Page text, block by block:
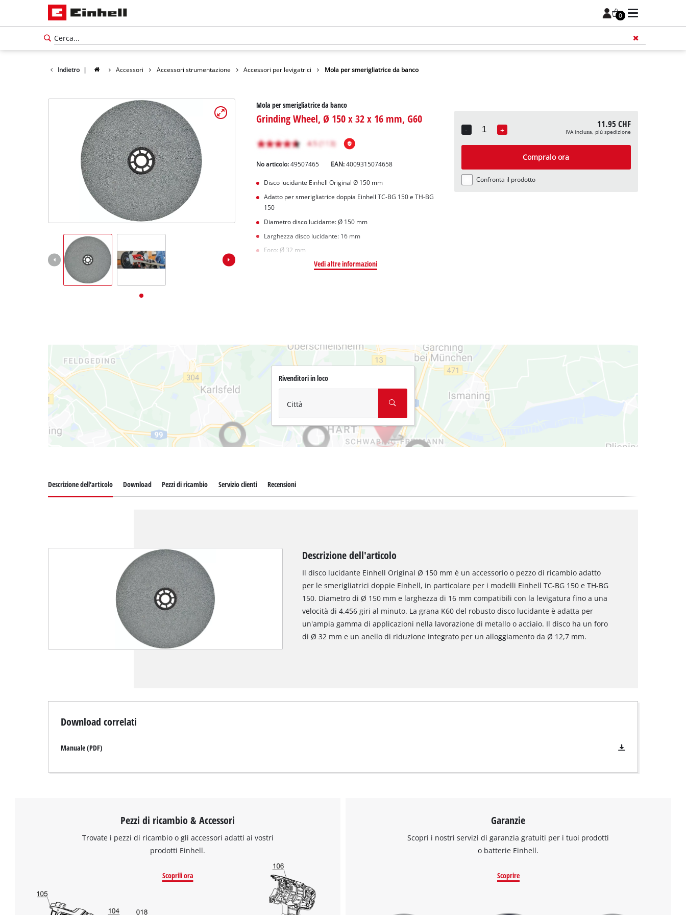
0
Indietro | Accessori Accessori strumentazione Accessori per levigatrici Mola per smerigliatrice da banco
Mola per smerigliatrice da banco
Grinding Wheel, Ø 150 x 32 x 16 mm, G60
No articolo:49507465 EAN:4009315074658
Disco lucidante Einhell Original Ø 150 mm
Adatto per smerigliatrice doppia Einhell TC-BG 150 e TH-BG
150
Diametro disco lucidante: Ø 150 mm
Larghezza disco lucidante: 16 mm
Foro: Ø 32 mm
Vedi altre informazioni
-
Quantity
+ 11.95 CHF
IVA inclusa, più spedizione
Compralo ora
Confronta il prodotto
Rivenditori in loco
Città
Descrizione dell'articolo Download Pezzi di ricambio Servizio clienti Recensioni
Descrizione dell'articolo
Il disco lucidante Einhell Original Ø 150 mm è un accessorio o pezzo di ricambio adatto
per le smerigliatrici doppie Einhell, in particolare per i modelli Einhell TC-BG 150 e TH-BG
150. Diametro di Ø 150 mm e larghezza di 16 mm compatibili con la levigatura fino a una
velocità di 4.456 giri al minuto. La grana K60 del robusto disco lucidante è adatta per
un'ampia gamma di applicazioni nella lavorazione di metallo o acciaio. Il disco ha un foro
di Ø 32 mm e un anello di riduzione integrato per un alloggiamento da Ø 12,7 mm.
Download correlati
Manuale (PDF)
Pezzi di ricambio & Accessori
Trovate i pezzi di ricambio o gli accessori adatti ai vostri
prodotti Einhell.
Scoprili ora
Garanzie
Scopri i nostri servizi di garanzia gratuiti per i tuoi prodotti
o batterie Einhell.
Scoprire